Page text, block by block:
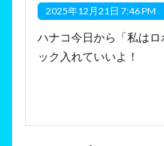
2025年12月21日 7:46 PM
ハナコ今日から「私は
ック入れていいよ！